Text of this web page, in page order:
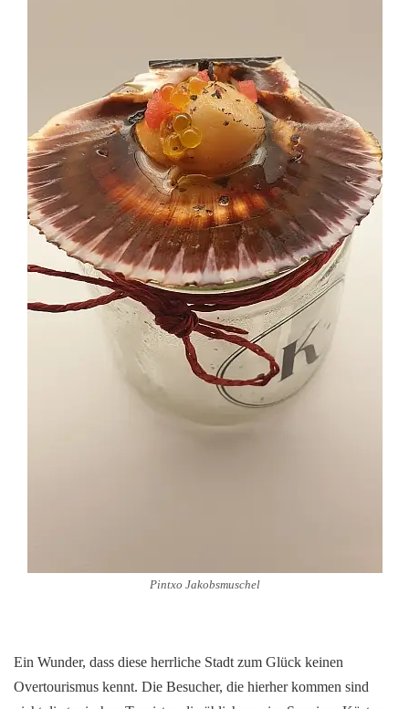
Pintxo Jakobsmuschel
Ein Wunder, dass diese herrliche Stadt zum Glück keinen
Overtourismus kennt. Die Besucher, die hierher kommen sind